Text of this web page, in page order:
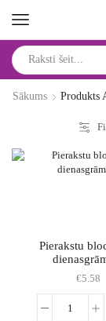
Sākums
Produkts
Pierakstu
€5.58
Pierakstu